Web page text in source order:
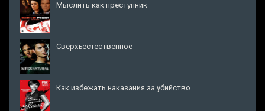
Мыслить как преступник
Сверхъестественное
Как избежать наказания за убийство